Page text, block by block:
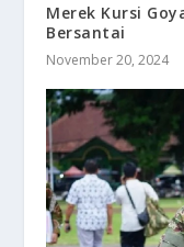
Merek Kursi
Bersantai
November 20, 2024